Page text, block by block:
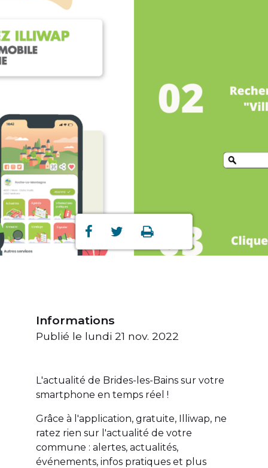

Partager
sur

Partager
sur
Imprimer
Thématique :
Informations
Publié le lundi 21 nov. 2022
L'actualité de Brides-les-Bains sur votre
smartphone en temps réel !
Grâce à l'application, gratuite, Illiwap, ne
ratez rien sur l'actualité de votre
commune : alertes, actualités,
événements, infos pratiques et plus